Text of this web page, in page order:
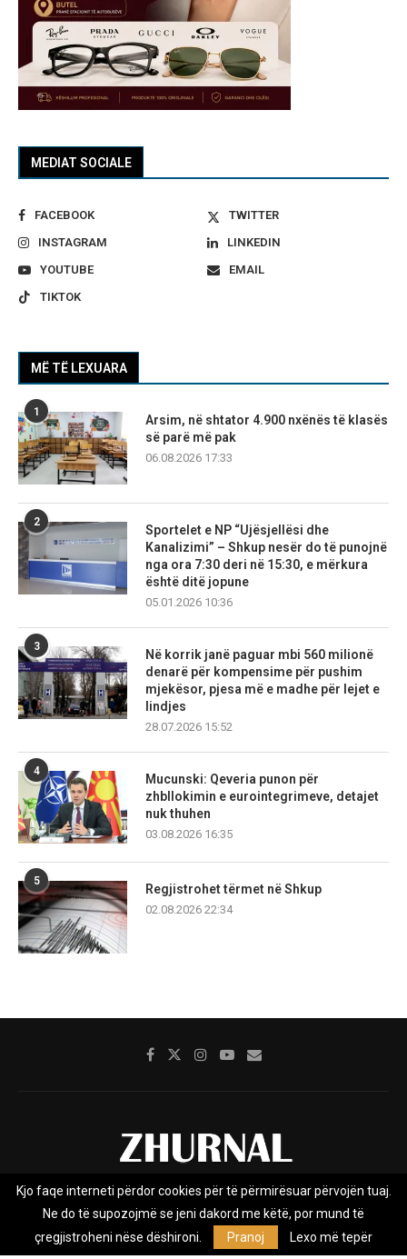
MEDIAT SOCIALE
FACEBOOK
TWITTER
INSTAGRAM
LINKEDIN
YOUTUBE
EMAIL
TIKTOK
MË TË LEXUARA
1
Arsim, në shtator 4.900 nxënës të klasës
së parë më pak
06.08.2026 17:33
2
Sportelet e NP “Ujësjellësi dhe
Kanalizimi” – Shkup nesër do të punojnë
nga ora 7:30 deri në 15:30, e mërkura
është ditë jopune
05.01.2026 10:36
3
Në korrik janë paguar mbi 560 milionë
denarë për kompensime për pushim
mjekësor, pjesa më e madhe për lejet e
lindjes
28.07.2026 15:52
4
Mucunski: Qeveria punon për
zhbllokimin e eurointegrimeve, detajet
nuk thuhen
03.08.2026 16:35
5
Regjistrohet tërmet në Shkup
02.08.2026 22:34
Rreth nesh Impresumi Marketing
Kontakt
Privacy Policy
Kjo faqe interneti përdor cookies për të përmirësuar përvojën tuaj.
Ne do të supozojmë se jeni dakord me këtë, por mund të
çregjistroheni nëse dëshironi.
Pranoj Lexo më tepër